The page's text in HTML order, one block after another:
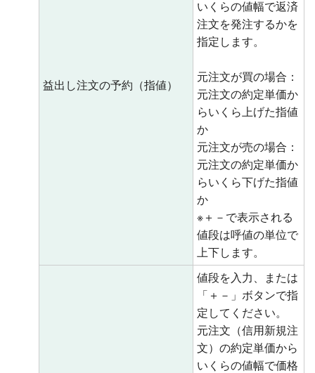
益出し注文の予約（指値）
いくらの値幅で返済
注文を発注するかを
指定します。
元注文が買の場合：
元注文の約定単価か
らいくら上げた指値
か
元注文が売の場合：
元注文の約定単価か
らいくら下げた指値
か
※＋－で表示される
値段は呼値の単位で
上下します。
値段を入力、または
「＋－」ボタンで指
定してください。
元注文（信用新規注
文）の約定単価から
いくらの値幅で価格